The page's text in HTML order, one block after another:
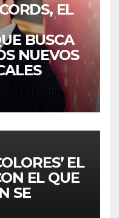
EL
BUSCA
NUEVOS
EL
EL QUE
SE